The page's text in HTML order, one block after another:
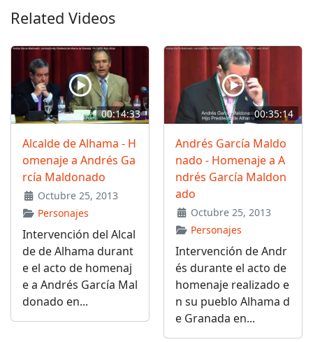
Related Videos
00:14:33
Alcalde de Alhama - H
omenaje a Andrés Ga
rcía Maldonado
Octubre 25, 2013
Personajes
Intervención del Alcal
de de Alhama durant
e el acto de homenaj
e a Andrés García Mal
donado en...
00:35:14
Andrés García Maldo
nado - Homenaje a A
ndrés García Maldon
ado
Octubre 25, 2013
Personajes
Intervención de Andr
és durante el acto de
homenaje realizado e
n su pueblo Alhama d
e Granada en...